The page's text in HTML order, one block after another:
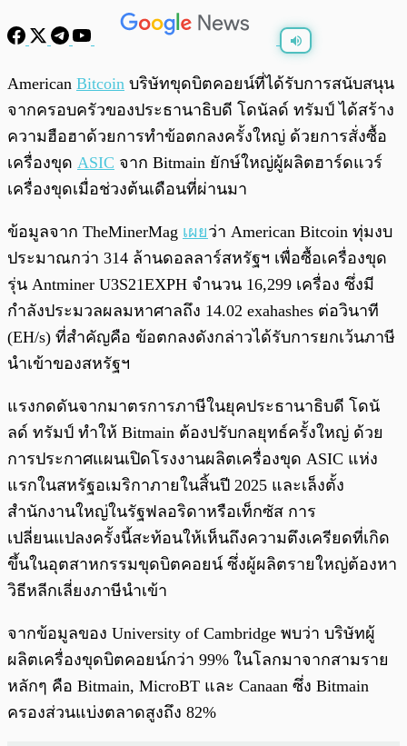
0:00
American Bitcoin บริษัทขุดบิตคอยน์ที่ได้รับการสนับสนุน
จากครอบครัวของประธานาธิบดี โดนัลด์ ทรัมป์ ได้สร้าง
ความฮือฮาด้วยการทำข้อตกลงครั้งใหญ่ ด้วยการสั่งซื้อ
เครื่องขุด ASIC จาก Bitmain ยักษ์ใหญ่ผู้ผลิตฮาร์ดแวร์
เครื่องขุดเมื่อช่วงต้นเดือนที่ผ่านมา
ข้อมูลจาก TheMinerMag เผยว่า American Bitcoin ทุ่มงบ
ประมาณกว่า 314 ล้านดอลลาร์สหรัฐฯ เพื่อซื้อเครื่องขุด
รุ่น Antminer U3S21EXPH จำนวน 16,299 เครื่อง ซึ่งมี
กำลังประมวลผลมหาศาลถึง 14.02 exahashes ต่อวินาที
(EH/s) ที่สำคัญคือ ข้อตกลงดังกล่าวได้รับการยกเว้นภาษี
นำเข้าของสหรัฐฯ
แรงกดดันจากมาตรการภาษีในยุคประธานาธิบดี โดนั
ลด์ ทรัมป์ ทำให้ Bitmain ต้องปรับกลยุทธ์ครั้งใหญ่ ด้วย
การประกาศแผนเปิดโรงงานผลิตเครื่องขุด ASIC แห่ง
แรกในสหรัฐอเมริกาภายในสิ้นปี 2025 และเล็งตั้ง
สำนักงานใหญ่ในรัฐฟลอริดาหรือเท็กซัส การ
เปลี่ยนแปลงครั้งนี้สะท้อนให้เห็นถึงความตึงเครียดที่เกิด
ขึ้นในอุตสาหกรรมขุดบิตคอยน์ ซึ่งผู้ผลิตรายใหญ่ต้องหา
วิธีหลีกเลี่ยงภาษีนำเข้า
จากข้อมูลของ University of Cambridge พบว่า บริษัทผู้
ผลิตเครื่องขุดบิตคอยน์กว่า 99% ในโลกมาจากสามราย
หลักๆ คือ Bitmain, MicroBT และ Canaan ซึ่ง Bitmain
ครองส่วนแบ่งตลาดสูงถึง 82%